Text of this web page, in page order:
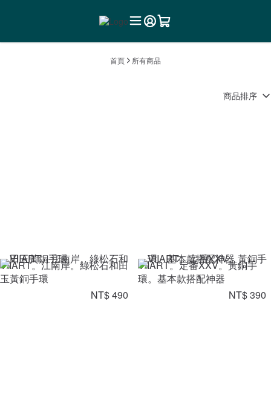
首頁 所有商品
商品排序
VIIART。江南岸。綠松石和田
玉黃銅手環
NT$ 490
VIIART。定番XXV。黃銅手
環。基本款搭配神器
NT$ 390